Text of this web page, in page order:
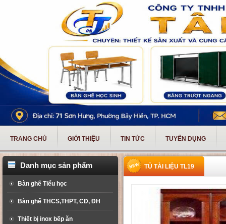
TRANG CHỦ GIỚI THIỆU TIN TỨC TUYỂN DỤNG
Danh mục sản phẩm
Bàn ghế Tiểu học
Bàn ghế THCS,THPT, CĐ, ĐH
Thiết bị inox bếp ăn
TỦ TÀI LIỆU TL19